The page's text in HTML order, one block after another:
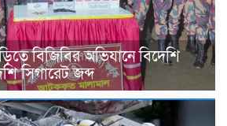
বিজিবির অভিযানে বিদেশি
সিগারেট জব্দ